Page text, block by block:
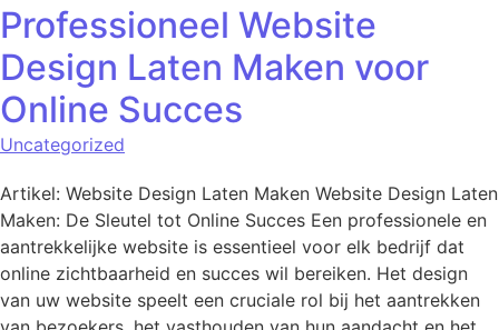
Professioneel Website
Design Laten Maken voor
Online Succes
Uncategorized
Artikel: Website Design Laten Maken Website Design Laten
Maken: De Sleutel tot Online Succes Een professionele en
aantrekkelijke website is essentieel voor elk bedrijf dat
online zichtbaarheid en succes wil bereiken. Het design
van uw website speelt een cruciale rol bij het aantrekken